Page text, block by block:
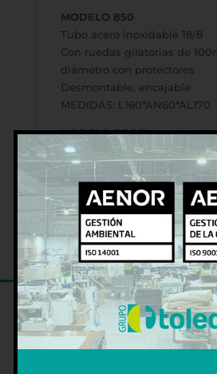
MODELO 850
Tubo acero inoxidable 18/8
Con ruedas giratorias de
diámetro con protectores
Desmontable, encajable
MEDIDAS: L160*AN60*AL170
MODELO PROFI
Tubo de metal cromado
Con 4 ruedas
Capacidad de carga:100kg